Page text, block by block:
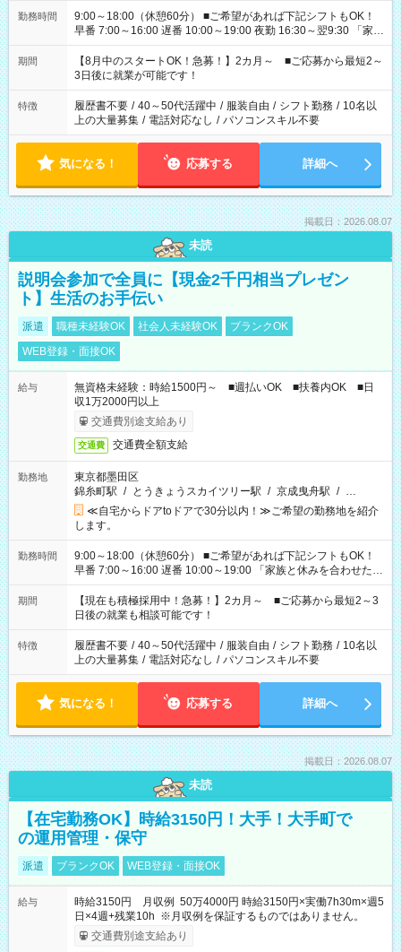
勤務時間
9:00～18:00（休憩60分） ■ご希望があれば下記シフトもOK！
早番 7:00～16:00 遅番 10:00～19:00 夜勤 16:30～翌9:30 「家族
と休みを合わせたい」 「余裕を持って夕飯の準備がしたい」
「できれば残業はしたくない」 など、ご希望を教えてください
ね。 ※Wワーク希望の方へ 今ご覧のお仕事で希望する勤務時間
と、もう1つのお仕事の勤務時間。 合計で週40時間を超える場
合は応募できません。
期間
【8月中のスタートOK！急募！】2カ月～ ■ご応募から最短2～
3日後に就業が可能です！
特徴 履歴書不要 / 40～50代活躍中 / 服装自由 / シフト勤務 / 10名以
上の大量募集 / 電話対応なし / パソコンスキル不要
気になる！ 応募する 詳細へ
掲載日：2026.08.07
未読
説明会参加で全員に【現金2千円相当プレゼン
ト】生活のお手伝い
派遣 職種未経験OK 社会人未経験OK
ブランクOK
WEB登録・面接OK
給与
無資格未経験：時給1500円～ ■週払いOK ■扶養内OK ■日
収1万2000円以上
交通費別途支給あり
交通費 交通費全額支給
勤務地
東京都墨田区
錦糸町駅 / とうきょうスカイツリー駅 / 京成曳舟駅 / …
≪自宅からドアtoドアで30分以内！≫ご希望の勤務地を紹介
します。
勤務時間
9:00～18:00（休憩60分） ■ご希望があれば下記シフトもOK！
早番 7:00～16:00 遅番 10:00～19:00 「家族と休みを合わせた
い」 「余裕を持って夕飯の準備がしたい」 「できれば残業はし
たくない」 など、ご希望を教えてくださいね。 ※Wワーク希望
の方へ 今ご覧のお仕事で希望する勤務時間と、もう1つのお仕事
の勤務時間。 合計で週40時間を超える場合は応募できません。
期間
【現在も積極採用中！急募！】2カ月～ ■ご応募から最短2～3
日後の就業も相談可能です！
特徴 履歴書不要 / 40～50代活躍中 / 服装自由 / シフト勤務 / 10名以
上の大量募集 / 電話対応なし / パソコンスキル不要
気になる！ 応募する 詳細へ
掲載日：2026.08.07
未読
【在宅勤務OK】時給3150円！大手！大手町で
の運用管理・保守
派遣 ブランクOK WEB登録・面接OK
給与
時給3150円 月収例 50万4000円 時給3150円×実働7h30m×週5
日×4週+残業10h ※月収例を保証するものではありません。
交通費別途支給あり